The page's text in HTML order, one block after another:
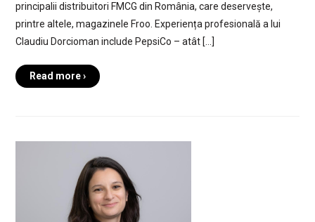
principalii distribuitori FMCG din România, care deservește,
printre altele, magazinele Froo. Experiența profesională a lui
Claudiu Dorcioman include PepsiCo – atât […]
Read more ›